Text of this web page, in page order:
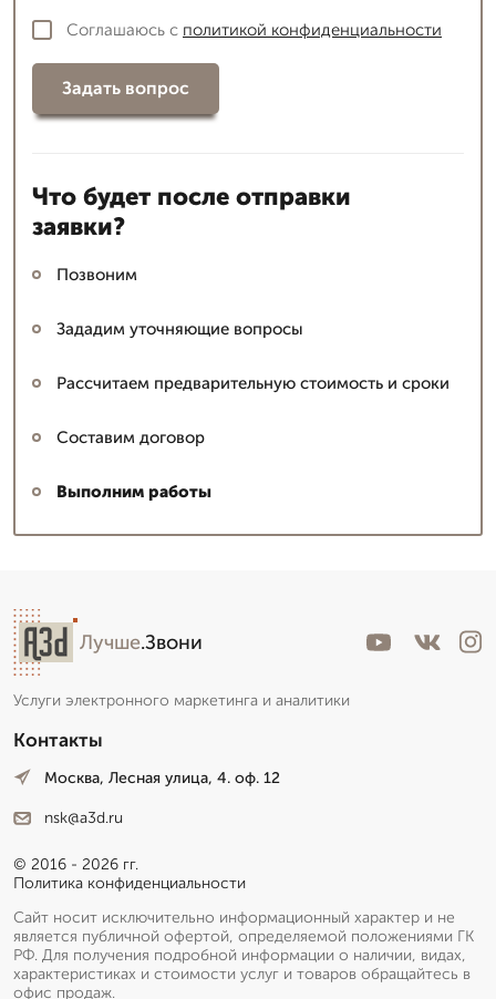
Соглашаюсь с политикой конфиденциальности
Задать вопрос
Что будет после отправки
заявки?
Позвоним
Зададим уточняющие вопросы
Рассчитаем предварительную стоимость и сроки
Составим договор
Выполним работы
Лучше.Звони
Услуги электронного маркетинга и аналитики
Контакты
Москва, Лесная улица, 4. оф. 12
nsk@a3d.ru
© 2016 - 2026 гг.
Политика конфиденциальности
Сайт носит исключительно информационный характер и не
является публичной офертой, определяемой положениями ГК
РФ. Для получения подробной информации о наличии, видах,
характеристиках и стоимости услуг и товаров обращайтесь в
офис продаж.